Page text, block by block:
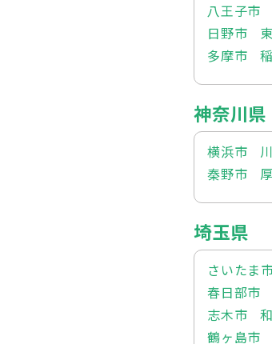
八王子市
日野市
多摩市
神奈川県
横浜市
秦野市
埼玉県
さいたま
春日部市
志木市
鶴ヶ島市